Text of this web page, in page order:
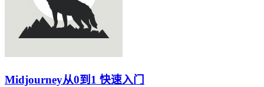
Midjourney从0到1 快速入门